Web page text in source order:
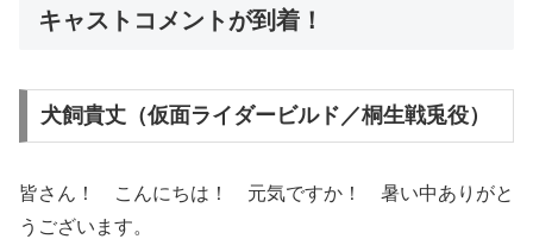
キャストコメントが到着！
犬飼貴丈（仮面ライダービルド／桐生戦兎役）
皆さん！ こんにちは！ 元気ですか！ 暑い中ありがと
うございます。